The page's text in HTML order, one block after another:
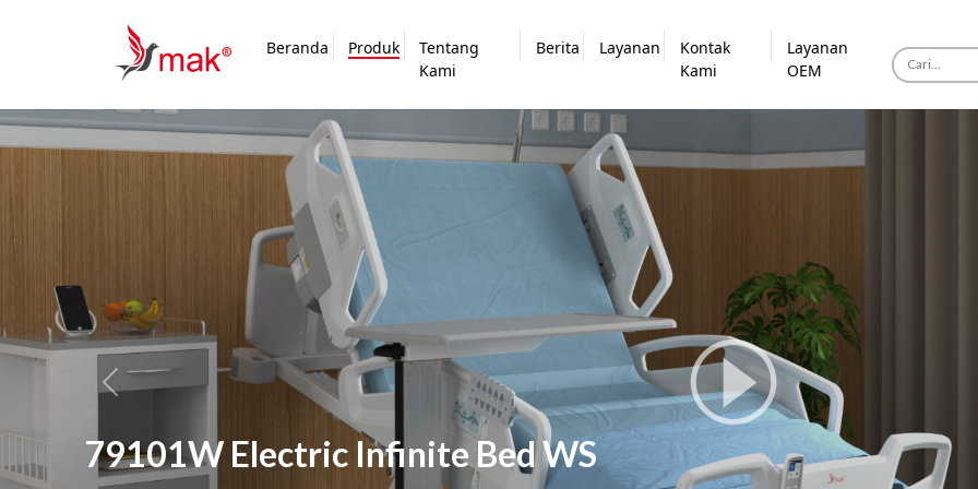
Beranda Produk
Tentang
Kami
Berita Layanan
Kontak
Kami
Layanan
OEM
Bed WS
Previous